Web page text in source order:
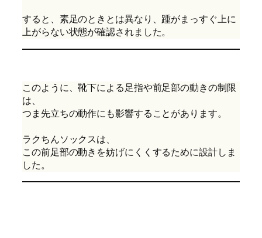
すると、素足のときとは異なり、踵がまっすぐ上に
上がらない状態が確認されました。
このように、靴下による足指や前足部の動きの制限
は、
つま先立ちの動作にも影響することがあります。
ラクちんソックスは、
この前足部の動きを妨げにくくするために設計しま
した。